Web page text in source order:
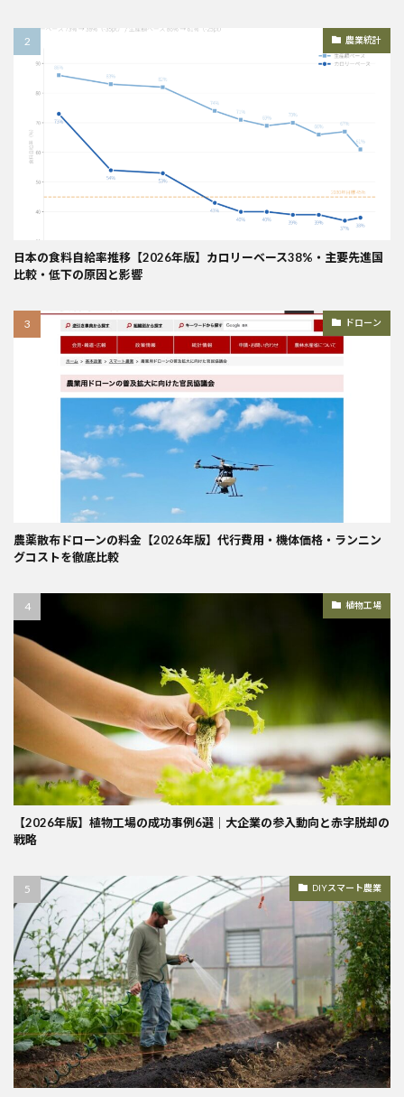
農業統計
日本の食料自給率推移【2026年版】カロリーベース38%・主要先進国
比較・低下の原因と影響
ドローン
農薬散布ドローンの料金【2026年版】代行費用・機体価格・ランニン
グコストを徹底比較
植物工場
【2026年版】植物工場の成功事例6選｜大企業の参入動向と赤字脱却の
戦略
DIYスマート農業